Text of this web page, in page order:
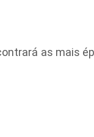
as mais